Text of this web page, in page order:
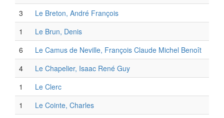
3
Le Breton, André François
1
Le Brun, Denis
6
Le Camus de Neville, François Claude Michel Benoît
4
Le Chapelier, Isaac René Guy
1
Le Clerc
1
Le Cointe, Charles